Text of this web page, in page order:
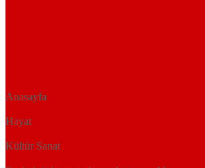
Anasayfa
Hayat
Kültür Sanat